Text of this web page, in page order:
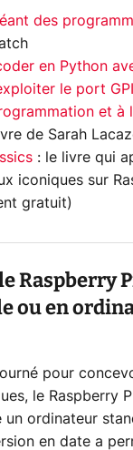
des
en Python
le port
et à
de Sarah
: le livre qui
iconiques sur
gratuit)
Raspberry
ou en
pour
le Raspberry
ordinateur
en date a